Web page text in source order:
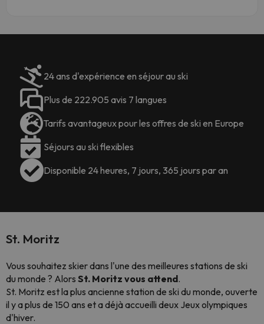
24 ans d'expérience en séjour au ski
Plus de 222.905 avis 7 langues
Tarifs avantageux pour les offres de ski en Europe
Séjours au ski flexibles
Disponible 24 heures, 7 jours, 365 jours par an
St. Moritz
Vous souhaitez skier dans l'une des meilleures stations de ski
du monde ? Alors St. Moritz vous attend.
St. Moritz est la plus ancienne station de ski du monde, ouverte
il y a plus de 150 ans et a déjà accueilli deux Jeux olympiques
d'hiver.